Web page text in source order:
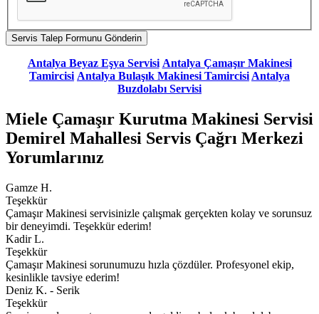
Antalya Beyaz Eşya Servisi Antalya Çamaşır Makinesi
Tamircisi Antalya Bulaşık Makinesi TamircisiAntalya
Buzdolabı Servisi
Miele Çamaşır Kurutma Makinesi Servisi
Demirel Mahallesi Servis Çağrı Merkezi
Yorumlarınız
Gamze H.
Teşekkür
Çamaşır Makinesi servisinizle çalışmak gerçekten kolay ve sorunsuz
bir deneyimdi. Teşekkür ederim!
Kadir L.
Teşekkür
Çamaşır Makinesi sorunumuzu hızla çözdüler. Profesyonel ekip,
kesinlikle tavsiye ederim!
Deniz K. - Serik
Teşekkür